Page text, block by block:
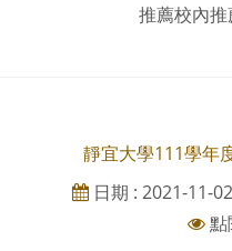
推薦校內
靜宜大學111學年
日期 : 2021-11-02
點